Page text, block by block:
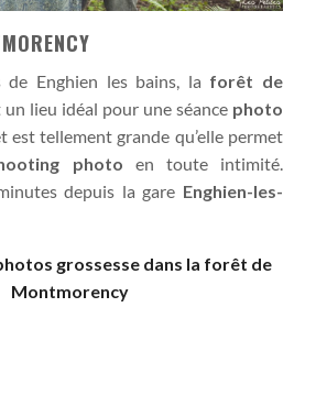
Enghien les bains, la forêt de
un lieu idéal pour une séance photo
est tellement grande qu’elle permet
photo en toute intimité.
depuis la gare Enghien-les-
grossesse dans la forêt de
Montmorency